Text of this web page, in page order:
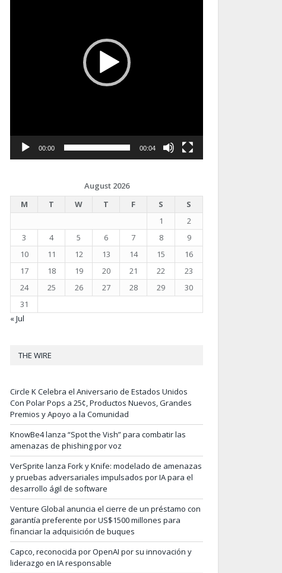
00:00 00:04
August 2026
M
T W T F S
S
1
2
3
4 5 6 7 8
9
10
11 12 13 14 15
16
17
18 19 20 21 22
23
24
25 26 27 28 29
30
31
« Jul
THE WIRE
Circle K Celebra el Aniversario de Estados Unidos
Con Polar Pops a 25¢, Productos Nuevos, Grandes
Premios y Apoyo a la Comunidad
KnowBe4 lanza “Spot the Vish” para combatir las
amenazas de phishing por voz
VerSprite lanza Fork y Knife: modelado de amenazas
y pruebas adversariales impulsados por IA para el
desarrollo ágil de software
Venture Global anuncia el cierre de un préstamo con
garantía preferente por US$1500 millones para
financiar la adquisición de buques
Capco, reconocida por OpenAI por su innovación y
liderazgo en IA responsable